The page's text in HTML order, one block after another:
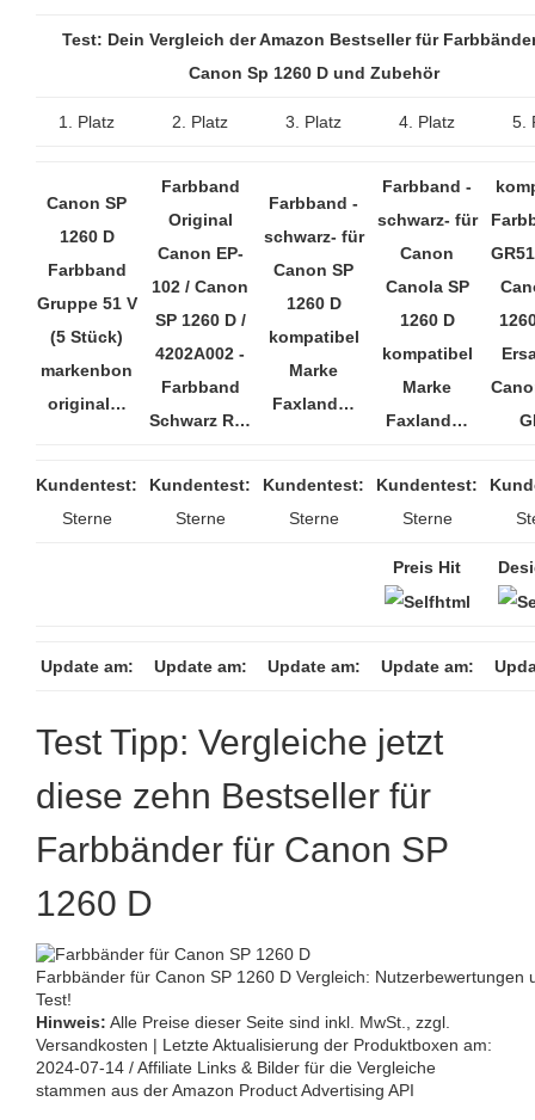
Test: Dein Vergleich der Amazon Bestseller für
Canon Sp 1260 D und Zubehör
1. Platz 2. Platz 3. Platz 4. Platz 5.
Canon SP
1260 D
Farbband
Gruppe 51 V
(5 Stück)
markenbon
original…
Farbband
Original
Canon EP-
102 / Canon
SP 1260 D /
4202A002 -
Farbband
Schwarz R…
Farbband -
schwarz- für
Canon SP
1260 D
kompatibel
Marke
Faxland…
Farbband -
schwarz- für
Canon
Canola SP
1260 D
kompatibel
Marke
Faxland…
Kundentest:
Sterne
Kundentest:
Sterne
Kundentest:
Sterne
Kundentest:
Sterne
Preis Hit
Update am: Update am: Update am: Update am:
Test Tipp: Vergleiche jetzt
diese zehn Bestseller für
Farbbänder für Canon SP
1260 D
Farbbänder für Canon SP 1260 D Vergleich: Nutzerbewertungen
Test!
Hinweis: Alle Preise dieser Seite sind inkl. MwSt., zzgl.
Versandkosten | Letzte Aktualisierung der Produktboxen am:
2024-07-14 / Affiliate Links & Bilder für die Vergleiche
stammen aus der Amazon Product Advertising API